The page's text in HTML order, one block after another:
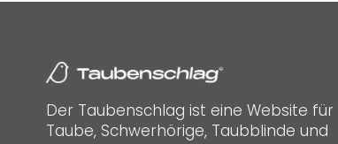
Der Taubenschlag ist eine Website für
Taube, Schwerhörige, Taubblinde und